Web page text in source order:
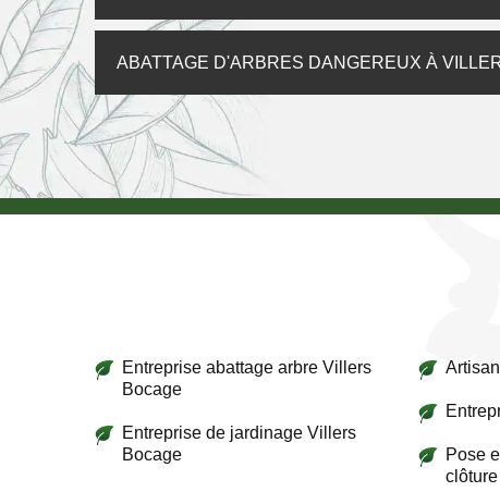
ABATTAGE D'ARBRES DANGEREUX À
Entreprise abattage arbre Villers
Bocage
Entreprise de jardinage Villers
Bocage
Pose